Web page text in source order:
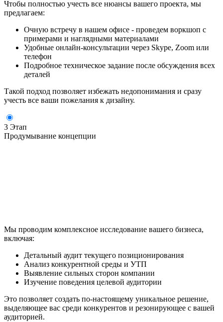
Чтобы полностью учесть все нюансы вашего проекта, мы
предлагаем:
Очную встречу в нашем офисе - проведем воркшоп с
примерами и наглядными материалами
Удобные онлайн-консультации через Skype, Zoom или
телефон
Подробное техническое задание после обсуждения всех
деталей
Такой подход позволяет избежать недопонимания и сразу
учесть все ваши пожелания к дизайну.
3 Этап
Продумывание концепции
Мы проводим комплексное исследование вашего бизнеса,
включая:
Детальный аудит текущего позиционирования
Анализ конкурентной среды и УТП
Выявление сильных сторон компании
Изучение поведения целевой аудитории
Это позволяет создать по-настоящему уникальное решение,
выделяющее вас среди конкурентов и резонирующее с вашей
аудиторией.